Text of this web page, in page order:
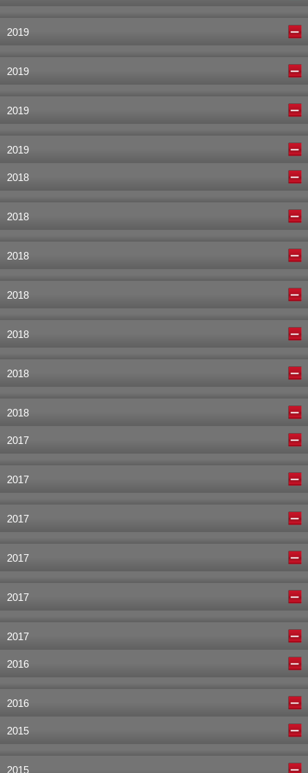
2019
2019
2019
2019
2018
2018
2018
2018
2018
2018
2018
2017
2017
2017
2017
2017
2017
2016
2016
2015
2015